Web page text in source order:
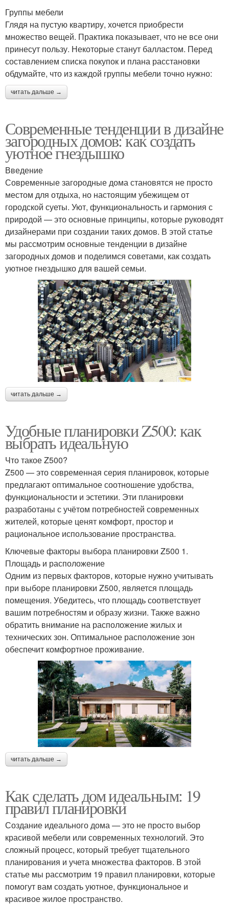
Группы мебели
Глядя на пустую квартиру, хочется приобрести
множество вещей. Практика показывает, что не все они
принесут пользу. Некоторые станут балластом. Перед
составлением списка покупок и плана расстановки
обдумайте, что из каждой группы мебели точно нужно:
читать дальше →
Современные тенденции в дизайне
загородных домов: как создать
уютное гнездышко
Введение
Современные загородные дома становятся не просто
местом для отдыха, но настоящим убежищем от
городской суеты. Уют, функциональность и гармония с
природой — это основные принципы, которые руководят
дизайнерами при создании таких домов. В этой статье
мы рассмотрим основные тенденции в дизайне
загородных домов и поделимся советами, как создать
уютное гнездышко для вашей семьи.
читать дальше →
Удобные планировки Z500: как
выбрать идеальную
Что такое Z500?
Z500 — это современная серия планировок, которые
предлагают оптимальное соотношение удобства,
функциональности и эстетики. Эти планировки
разработаны с учётом потребностей современных
жителей, которые ценят комфорт, простор и
рациональное использование пространства.
Ключевые факторы выбора планировки Z500 1.
Площадь и расположение
Одним из первых факторов, которые нужно учитывать
при выборе планировки Z500, является площадь
помещения. Убедитесь, что площадь соответствует
вашим потребностям и образу жизни. Также важно
обратить внимание на расположение жилых и
технических зон. Оптимальное расположение зон
обеспечит комфортное проживание.
читать дальше →
Как сделать дом идеальным: 19
правил планировки
Создание идеального дома — это не просто выбор
красивой мебели или современных технологий. Это
сложный процесс, который требует тщательного
планирования и учета множества факторов. В этой
статье мы рассмотрим 19 правил планировки, которые
помогут вам создать уютное, функциональное и
красивое жилое пространство.